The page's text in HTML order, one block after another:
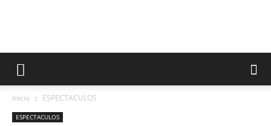
Inicio ESPECTACULOS
ESPECTACULOS